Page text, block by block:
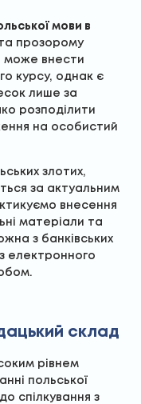
мови в
прозорому
може внести
курсу, однак є
лише за
розподілити
на особистий
злотих,
за актуальним
внесення
матеріали та
з банківських
електронного
склад
рівнем
польської
спілкування з